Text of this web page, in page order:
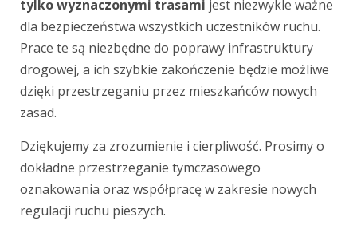
tylko wyznaczonymi trasami jest niezwykle ważne
dla bezpieczeństwa wszystkich uczestników ruchu.
Prace te są niezbędne do poprawy infrastruktury
drogowej, a ich szybkie zakończenie będzie możliwe
dzięki przestrzeganiu przez mieszkańców nowych
zasad.
Dziękujemy za zrozumienie i cierpliwość. Prosimy o
dokładne przestrzeganie tymczasowego
oznakowania oraz współpracę w zakresie nowych
regulacji ruchu pieszych.